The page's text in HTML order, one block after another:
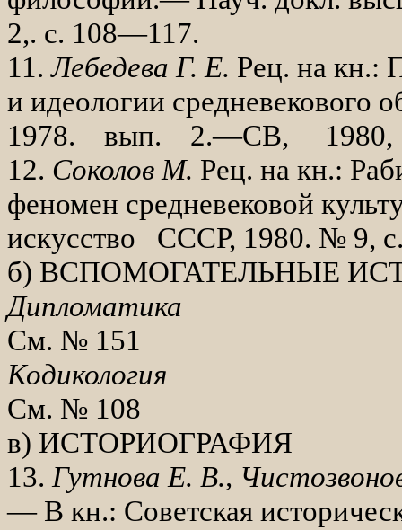
2,. с. 108—117.
11.Лебедева Г. Е. Рец. на кн.:
и идеологии средневекового
1978. вып. 2.—СВ, 1980,
12. Соколов М. Рец. на кн.:
феномен средневековой
искусство СССР, 1980. № 9,
б) ВСПОМОГАТЕЛЬНЫЕ
Дипломатика
См. № 151
Кодикология
См. № 108
в) ИСТОРИОГРАФИЯ
13. Гутнова Е. В.,
— В кн.: Советская